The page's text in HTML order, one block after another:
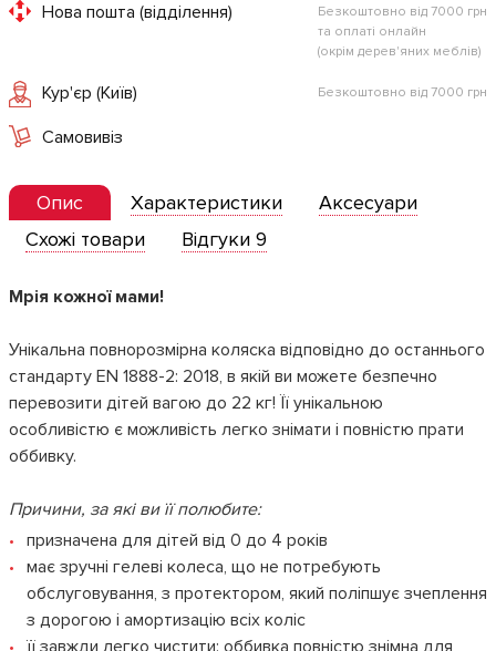
Нова пошта (відділення)
Безкоштовно від 7000 грн
та оплаті онлайн
(окрім дерев'яних меблів)
Кур'єр (Київ) Безкоштовно від 7000 грн
Самовивіз
Опис Характеристики
Аксесуари
Схожі товари
Відгуки 9
Мрія кожної мами!
Унікальна повнорозмірна коляска відповідно до останнього
стандарту EN 1888-2: 2018, в якій ви можете безпечно
перевозити дітей вагою до 22 кг! Її унікальною
особливістю є можливість легко знімати і повністю прати
оббивку.
Причини, за які ви її полюбите:
призначена для дітей від 0 до 4 років
має зручні гелеві колеса, що не потребують
обслуговування, з протектором, який поліпшує зчеплення
з дорогою і амортизацію всіх коліс
її завжди легко чистити: оббивка повністю знімна для